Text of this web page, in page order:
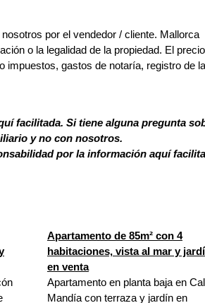
por el vendedor / cliente. Mallorca
o la legalidad de la propiedad. El
impuestos, gastos de notaría, registro de la
facilitada. Si tiene alguna pregunta
y no con nosotros.
por la información aquí
Apartamento de 85m² con 4
habitaciones, vista al mar y
en venta
Apartamento en planta baja en
Mandía con terraza y jardín en